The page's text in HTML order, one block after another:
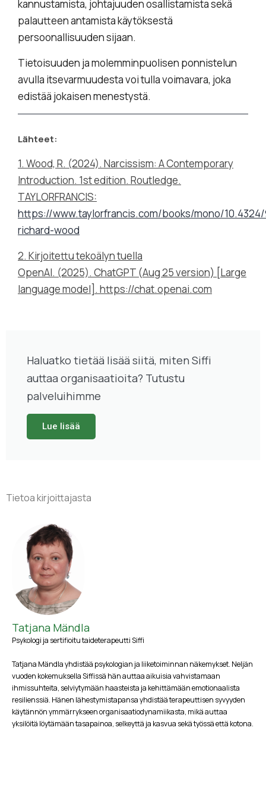
kannustamista, johtajuuden osallistamista sekä
palautteen antamista käytöksestä
persoonallisuuden sijaan.
Tietoisuuden ja molemminpuolisen ponnistelun
avulla itsevarmuudesta voi tulla voimavara, joka
edistää jokaisen menestystä.
Lähteet:
1. Wood, R. (2024). Narcissism: A Contemporary
Introduction. 1st edition. Routledge.
TAYLORFRANCIS:
https://www.taylorfrancis.com/books/mono/
richard-wood
2. Kirjoitettu tekoälyn tuella
OpenAI. (2025). ChatGPT (Aug 25 version) [Large
language model]. https://chat.openai.com
Haluatko tietää lisää siitä, miten Siffi
auttaa organisaatioita? Tutustu
palveluihimme
Lue lisää
Tietoa kirjoittajasta
Tatjana Mändla
Psykologi ja sertifioitu taideterapeutti Siffi
Tatjana Mändla yhdistää psykologian ja liiketoiminnan näkemykset. Neljän
vuoden kokemuksella Siffissä hän auttaa aikuisia vahvistamaan
ihmissuhteita, selviytymään haasteista ja kehittämään emotionaalista
resilienssiä. Hänen lähestymistapansa yhdistää terapeuttisen syvyyden
käytännön ymmärrykseen organisaatiodynamiikasta, mikä auttaa
yksilöitä löytämään tasapainoa, selkeyttä ja kasvua sekä työssä että kotona.